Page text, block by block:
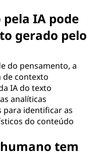
IA pode
gerado pelo
do pensamento, a
de contexto
IA do texto
analíticas
para identificar as
do conteúdo
tem